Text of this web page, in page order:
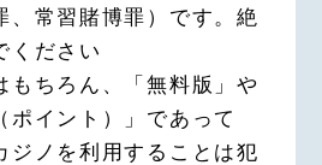
、常習賭博罪）です。絶
ください
ちろん、「無料版」や
ポイント）」であって
ジノを利用することは犯